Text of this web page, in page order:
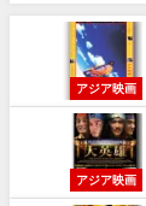
アジア映画
アジア映画